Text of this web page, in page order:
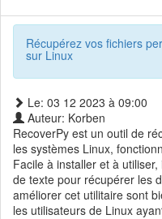
Récupérez vos fichiers
sur Linux
Le: 03 12 2023 à 09:00
Auteur: Korben
RecoverPy est un outil de
les systèmes Linux,
Facile à installer et à
de texte pour récupérer les
améliorer cet utilitaire sont
les utilisateurs de Linux